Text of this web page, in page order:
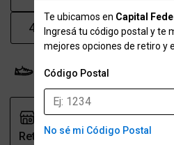
Te ubicamos en Capital
Ingresá tu código postal y te
mejores opciones de retiro y
Código Postal
No sé mi Código Postal
43.5 44 45
Probador Virtual
Retiro